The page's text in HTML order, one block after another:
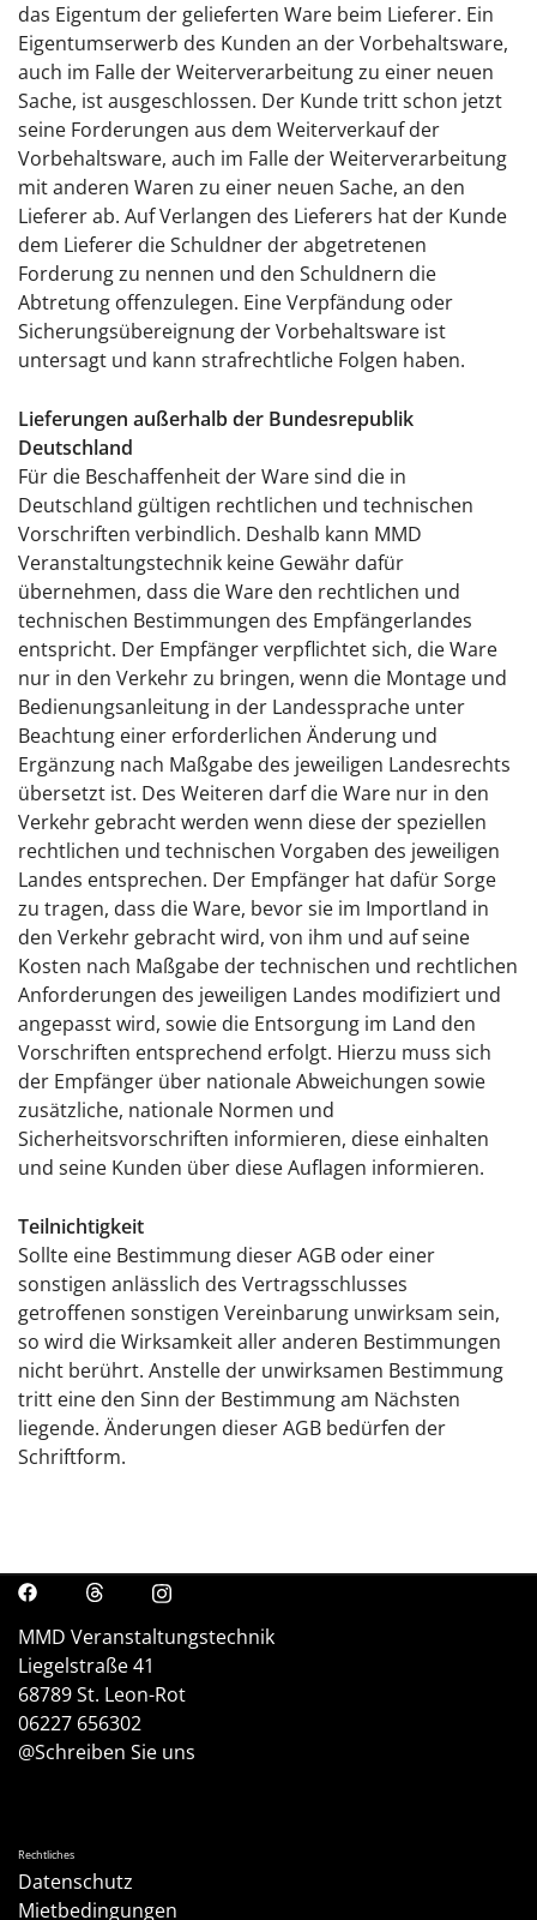
das Eigentum der gelieferten Ware beim Lieferer. Ein
Eigentumserwerb des Kunden an der Vorbehaltsware,
auch im Falle der Weiterverarbeitung zu einer neuen
Sache, ist ausgeschlossen. Der Kunde tritt schon jetzt
seine Forderungen aus dem Weiterverkauf der
Vorbehaltsware, auch im Falle der Weiterverarbeitung
mit anderen Waren zu einer neuen Sache, an den
Lieferer ab. Auf Verlangen des Lieferers hat der Kunde
dem Lieferer die Schuldner der abgetretenen
Forderung zu nennen und den Schuldnern die
Abtretung offenzulegen. Eine Verpfändung oder
Sicherungsübereignung der Vorbehaltsware ist
untersagt und kann strafrechtliche Folgen haben.
Lieferungen außerhalb der Bundesrepublik
Deutschland
Für die Beschaffenheit der Ware sind die in
Deutschland gültigen rechtlichen und technischen
Vorschriften verbindlich. Deshalb kann MMD
Veranstaltungstechnik keine Gewähr dafür
übernehmen, dass die Ware den rechtlichen und
technischen Bestimmungen des Empfängerlandes
entspricht. Der Empfänger verpflichtet sich, die Ware
nur in den Verkehr zu bringen, wenn die Montage und
Bedienungsanleitung in der Landessprache unter
Beachtung einer erforderlichen Änderung und
Ergänzung nach Maßgabe des jeweiligen Landesrechts
übersetzt ist. Des Weiteren darf die Ware nur in den
Verkehr gebracht werden wenn diese der speziellen
rechtlichen und technischen Vorgaben des jeweiligen
Landes entsprechen. Der Empfänger hat dafür Sorge
zu tragen, dass die Ware, bevor sie im Importland in
den Verkehr gebracht wird, von ihm und auf seine
Kosten nach Maßgabe der technischen und rechtlichen
Anforderungen des jeweiligen Landes modifiziert und
angepasst wird, sowie die Entsorgung im Land den
Vorschriften entsprechend erfolgt. Hierzu muss sich
der Empfänger über nationale Abweichungen sowie
zusätzliche, nationale Normen und
Sicherheitsvorschriften informieren, diese einhalten
und seine Kunden über diese Auflagen informieren.
Teilnichtigkeit
Sollte eine Bestimmung dieser AGB oder einer
sonstigen anlässlich des Vertragsschlusses
getroffenen sonstigen Vereinbarung unwirksam sein,
so wird die Wirksamkeit aller anderen Bestimmungen
nicht berührt. Anstelle der unwirksamen Bestimmung
tritt eine den Sinn der Bestimmung am Nächsten
liegende. Änderungen dieser AGB bedürfen der
Schriftform.
MMD Veranstaltungstechnik
Liegelstraße 41
68789 St. Leon-Rot
06227 656302
@Schreiben Sie uns
Rechtliches
Datenschutz
Mietbedingungen